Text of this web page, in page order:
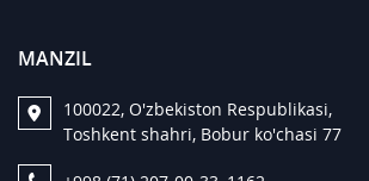
MANZIL
100022, O'zbekiston Respublikasi,
Toshkent shahri, Bobur ko'chasi 77